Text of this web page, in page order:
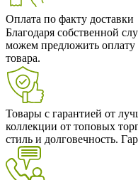
Оплата по факту
Благодаря собственной
можем предложить оплату
товара.
Товары с гарантией от
коллекции от топовых
стиль и долговечность.